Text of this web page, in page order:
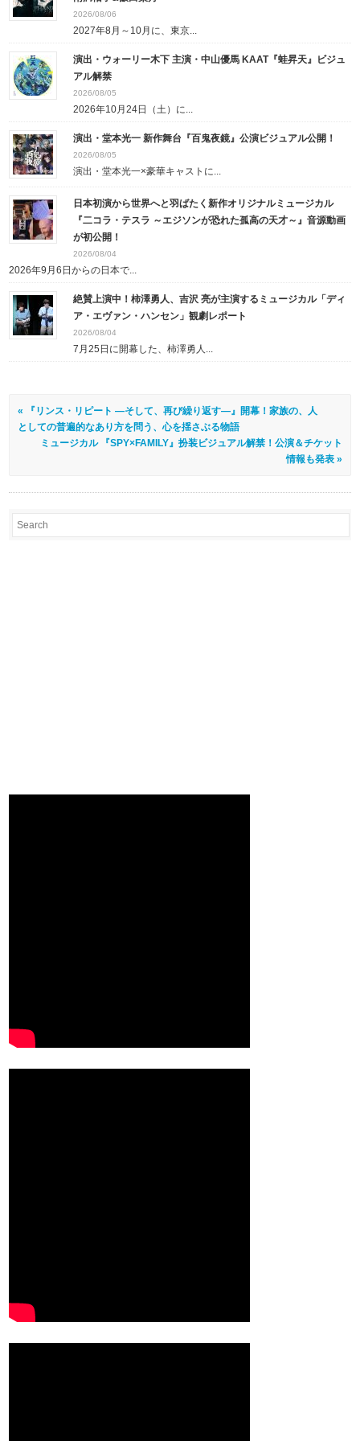
2026/08/06
2027年8月～10月に、東京...
演出・ウォーリー木下 主演・中山優馬 KAAT『蛙昇天』ビジュ
アル解禁
2026/08/05
2026年10月24日（土）に...
演出・堂本光一 新作舞台『百鬼夜鏡』公演ビジュアル公開！
2026/08/05
演出・堂本光一×豪華キャストに...
日本初演から世界へと羽ばたく新作オリジナルミュージカル
『二コラ・テスラ ～エジソンが恐れた孤高の天才～』音源動画
が初公開！
2026/08/04
2026年9月6日からの日本で...
絶賛上演中！柿澤勇人、吉沢 亮が主演するミュージカル「ディ
ア・エヴァン・ハンセン」観劇レポート
2026/08/04
7月25日に開幕した、柿澤勇人...
« 『リンス・リピート ―そして、再び繰り返す―』開幕！家族の、人
としての普遍的なあり方を問う、心を揺さぶる物語
ミュージカル 『SPY×FAMILY』扮装ビジュアル解禁！公演＆チケット
情報も発表 »